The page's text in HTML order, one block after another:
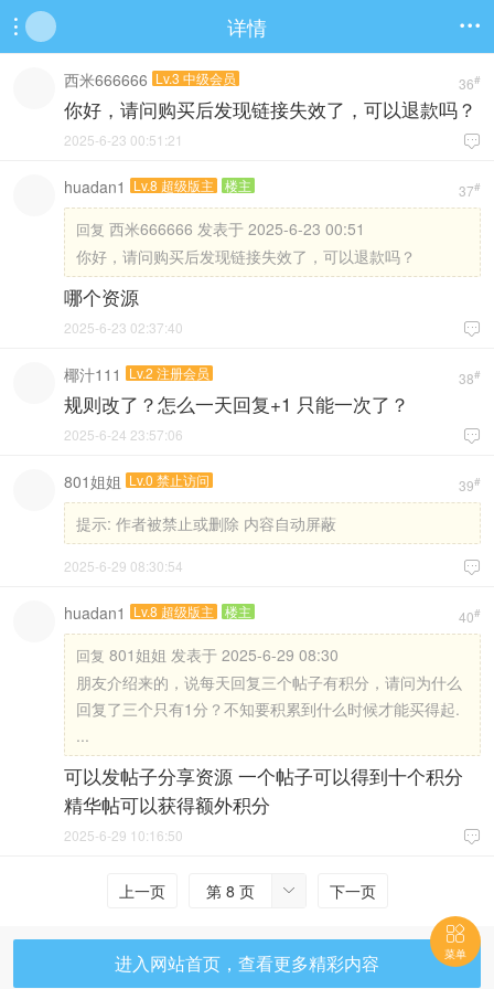
 详情 
36#
西米666666 Lv.3 中级会员
你好，请问购买后发现链接失效了，可以退款吗？

2025-6-23 00:51:21
37#
huadan1 Lv.8 超级版主 楼主
回复 西米666666 发表于 2025-6-23 00:51
你好，请问购买后发现链接失效了，可以退款吗？
哪个资源

2025-6-23 02:37:40
38#
椰汁111 Lv.2 注册会员
规则改了？怎么一天回复+1 只能一次了？

2025-6-24 23:57:06
39#
801姐姐 Lv.0 禁止访问
提示: 作者被禁止或删除 内容自动屏蔽

2025-6-29 08:30:54
40#
huadan1 Lv.8 超级版主 楼主
回复 801姐姐 发表于 2025-6-29 08:30
朋友介绍来的，说每天回复三个帖子有积分，请问为什么
回复了三个只有1分？不知要积累到什么时候才能买得起.
...
可以发帖子分享资源 一个帖子可以得到十个积分
精华帖可以获得额外积分

2025-6-29 10:16:50
上一页 
第 8 页 下一页
进入网站首页，查看更多精彩内容

菜单